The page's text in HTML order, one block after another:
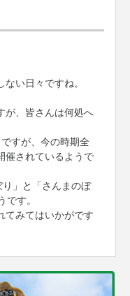
い日々ですね。
が、皆さんは何処へ
すが、今の時期全
催されているようで
」と「さんまのぼ
す。
てみてはいかがです